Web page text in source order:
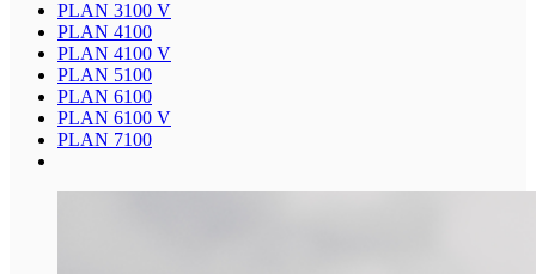
PLAN 3100 V
PLAN 4100
PLAN 4100 V
PLAN 5100
PLAN 6100
PLAN 6100 V
PLAN 7100